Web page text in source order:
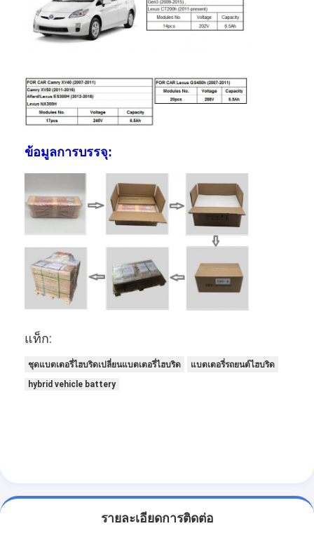
แบตเตอรี่ไฟฉุกเฉิน
Li Socl2 แบตเตอรี่
แบตเตอรี่ลิเธียมหลัก
ข้อมูลการบรรจุ:
แท็ก:
ชุดแบตเตอรี่ไฮบริดเปลี่ยนแบตเตอรี่ไฮบริด
แบตเตอรี่รถยนต์ไฮบริด
hybrid vehicle battery
รายละเอียดการติดต่อ